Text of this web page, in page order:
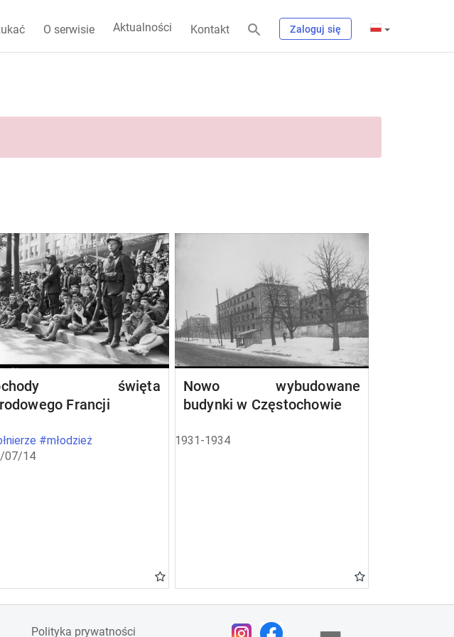
O serwisie Aktualności Kontakt Zaloguj się
święta
Francji
#młodzież
07/14
Nowo wybudowane
budynki w Częstochowie
1931-1934
Polityka prywatności